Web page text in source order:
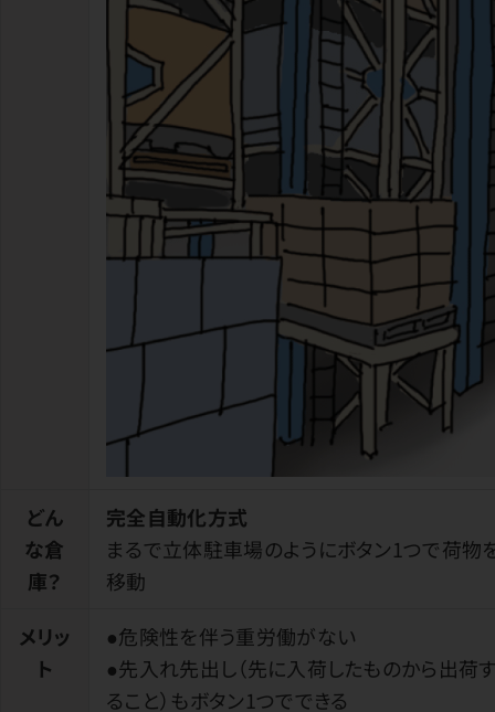
どん
な倉
庫？
完全自動化方式
まるで立体駐車場のようにボタン1つで荷物
移動
メリッ
ト
●危険性を伴う重労働がない
●先入れ先出し（先に入荷したものから出荷
ること）もボタン1つでできる